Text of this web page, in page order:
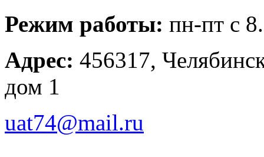
Режим работы: пн-пт с
Адрес: 456317,
дом 1
uat74@mail.ru